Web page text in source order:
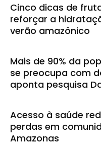
Cinco dicas de
reforçar a
verão amazônico
Mais de 90% da
se preocupa com
aponta pesquisa
Acesso à saúde
perdas em
Amazonas